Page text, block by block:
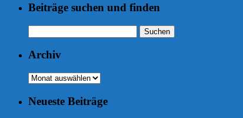
Beiträge suchen und finden
nach:
Archiv
Archiv
Neueste Beiträge